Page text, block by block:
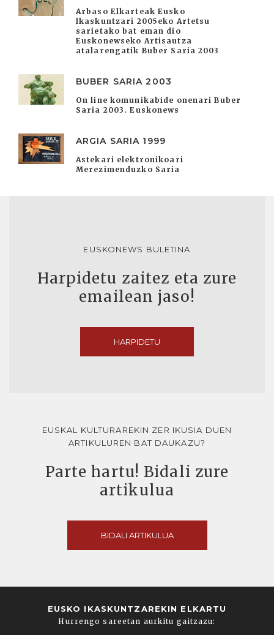
Arbaso Elkarteak Eusko
Ikaskuntzari 2005eko Artetsu
sarietako bat eman dio
Euskonewseko Artisautza
atalarengatik Buber Saria 2003
BUBER SARIA 2003
On line komunikabide onenari Buber
Saria 2003. Euskonews
ARGIA SARIA 1999
Astekari elektronikoari
Merezimenduzko Saria
EUSKONEWS BULETINA
Harpidetu zaitez eta zure
emailean jaso!
HARPIDETU
EUSKAL KULTURAREKIN ZER IKUSIA DUEN
ARTIKULUREN BAT DAUKAZU?
Parte hartu! Bidali zure
artikulua
BIDALI ARTIKULUA
EUSKO IKASKUNTZAREKIN ELKARTU
Hurrengo sareetan aurkitu gaitzazu: